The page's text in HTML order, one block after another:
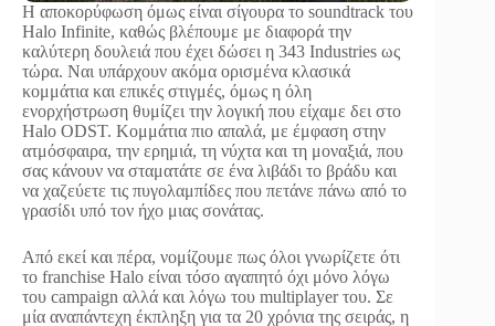
Η αποκορύφωση όμως είναι σίγουρα το soundtrack του
Halo Infinite, καθώς βλέπουμε με διαφορά την
καλύτερη δουλειά που έχει δώσει η 343 Industries ως
τώρα. Ναι υπάρχουν ακόμα ορισμένα κλασικά
κομμάτια και επικές στιγμές, όμως η όλη
ενορχήστρωση θυμίζει την λογική που είχαμε δει στο
Halo ODST. Κομμάτια πιο απαλά, με έμφαση στην
ατμόσφαιρα, την ερημιά, τη νύχτα και τη μοναξιά, που
σας κάνουν να σταματάτε σε ένα λιβάδι το βράδυ και
να χαζεύετε τις πυγολαμπίδες που πετάνε πάνω από το
γρασίδι υπό τον ήχο μιας σονάτας.
Από εκεί και πέρα, νομίζουμε πως όλοι γνωρίζετε ότι
το franchise Halo είναι τόσο αγαπητό όχι μόνο λόγω
του campaign αλλά και λόγω του multiplayer του. Σε
μία αναπάντεχη έκπληξη για τα 20 χρόνια της σειράς, η